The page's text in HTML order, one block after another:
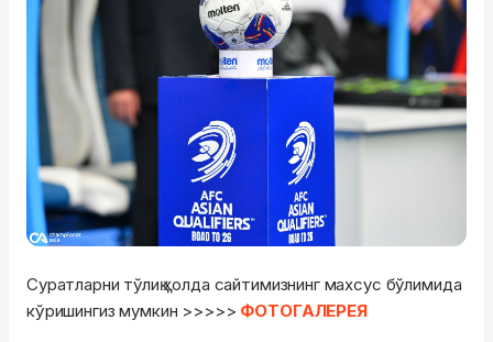
Суратларни тўлиқ ҳолда сайтимизнинг махсус бўлимида
кўришингиз мумкин >>>>> ФОТОГАЛЕРЕЯ